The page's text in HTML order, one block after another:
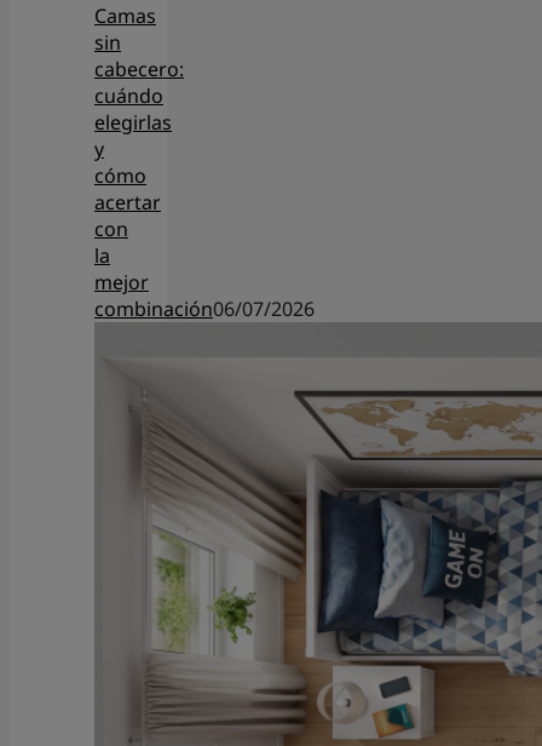
Camas
sin
cabecero:
cuándo
elegirlas
y
cómo
acertar
con
la
mejor
combinación06/07/2026